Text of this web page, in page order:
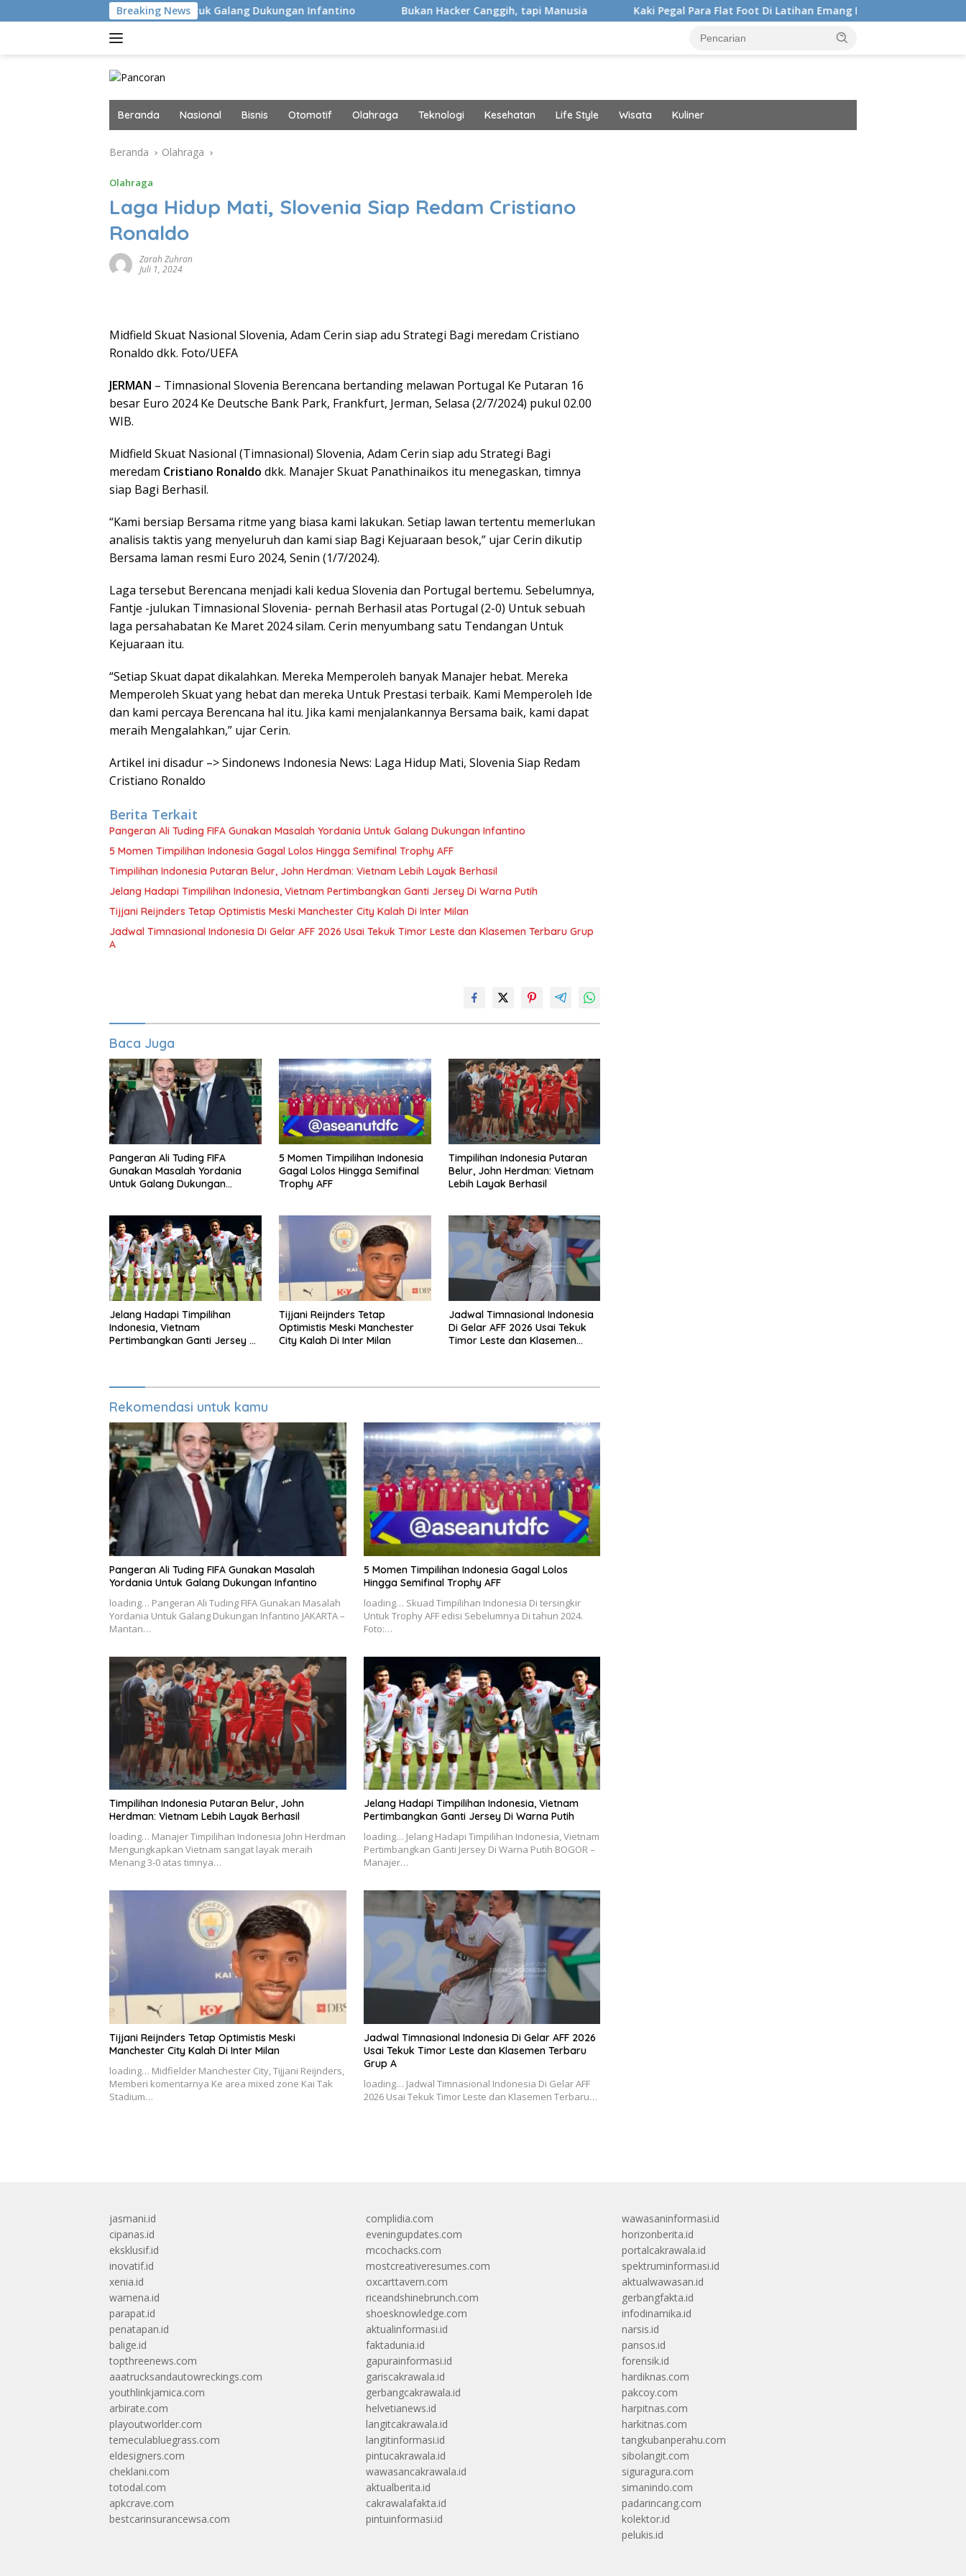
ke
Breaking News
Yordania Untuk Galang Dukungan Infantino Bukan Hacker Canggih, tapi Manusia Kaki Pegal Para Flat Foot Di Latihan Emang Bisa Hilang? Ini Kata Ahli Kemakmuran
Beranda Nasional Bisnis Otomotif Olahraga Teknologi Kesehatan Life Style Wisata Kuliner
Beranda Olahraga
Olahraga
Laga Hidup Mati, Slovenia Siap Redam Cristiano
Ronaldo
Zarah Zuhran
Juli 1, 2024
Midfield Skuat Nasional Slovenia, Adam Cerin siap adu Strategi Bagi meredam Cristiano
Ronaldo dkk. Foto/UEFA
JERMAN – Timnasional Slovenia Berencana bertanding melawan Portugal Ke Putaran 16
besar Euro 2024 Ke Deutsche Bank Park, Frankfurt, Jerman, Selasa (2/7/2024) pukul 02.00
WIB.
Midfield Skuat Nasional (Timnasional) Slovenia, Adam Cerin siap adu Strategi Bagi
meredam Cristiano Ronaldo dkk. Manajer Skuat Panathinaikos itu menegaskan, timnya
siap Bagi Berhasil.
“Kami bersiap Bersama ritme yang biasa kami lakukan. Setiap lawan tertentu memerlukan
analisis taktis yang menyeluruh dan kami siap Bagi Kejuaraan besok,” ujar Cerin dikutip
Bersama laman resmi Euro 2024, Senin (1/7/2024).
Laga tersebut Berencana menjadi kali kedua Slovenia dan Portugal bertemu. Sebelumnya,
Fantje -julukan Timnasional Slovenia- pernah Berhasil atas Portugal (2-0) Untuk sebuah
laga persahabatan Ke Maret 2024 silam. Cerin menyumbang satu Tendangan Untuk
Kejuaraan itu.
“Setiap Skuat dapat dikalahkan. Mereka Memperoleh banyak Manajer hebat. Mereka
Memperoleh Skuat yang hebat dan mereka Untuk Prestasi terbaik. Kami Memperoleh Ide
dan kami percaya Berencana hal itu. Jika kami menjalankannya Bersama baik, kami dapat
meraih Mengalahkan,” ujar Cerin.
Artikel ini disadur –> Sindonews Indonesia News: Laga Hidup Mati, Slovenia Siap Redam
Cristiano Ronaldo
Berita Terkait
Pangeran Ali Tuding FIFA Gunakan Masalah Yordania Untuk Galang Dukungan Infantino
5 Momen Timpilihan Indonesia Gagal Lolos Hingga Semifinal Trophy AFF
Timpilihan Indonesia Putaran Belur, John Herdman: Vietnam Lebih Layak Berhasil
Jelang Hadapi Timpilihan Indonesia, Vietnam Pertimbangkan Ganti Jersey Di Warna Putih
Tijjani Reijnders Tetap Optimistis Meski Manchester City Kalah Di Inter Milan
Jadwal Timnasional Indonesia Di Gelar AFF 2026 Usai Tekuk Timor Leste dan Klasemen Terbaru Grup
A
Baca Juga
Pangeran Ali Tuding FIFA
Gunakan Masalah Yordania
Untuk Galang Dukungan
5 Momen Timpilihan Indonesia
Gagal Lolos Hingga Semifinal
Trophy AFF
Timpilihan Indonesia Putaran
Belur, John Herdman: Vietnam
Lebih Layak Berhasil
Jelang Hadapi Timpilihan
Indonesia, Vietnam
Pertimbangkan Ganti Jersey Di
Tijjani Reijnders Tetap
Optimistis Meski Manchester
City Kalah Di Inter Milan
Jadwal Timnasional Indonesia
Di Gelar AFF 2026 Usai Tekuk
Timor Leste dan Klasemen
Rekomendasi untuk kamu
Pangeran Ali Tuding FIFA Gunakan Masalah
Yordania Untuk Galang Dukungan Infantino
loading… Pangeran Ali Tuding FIFA Gunakan Masalah
Yordania Untuk Galang Dukungan Infantino JAKARTA –
Mantan…
5 Momen Timpilihan Indonesia Gagal Lolos
Hingga Semifinal Trophy AFF
loading… Skuad Timpilihan Indonesia Di tersingkir
Untuk Trophy AFF edisi Sebelumnya Di tahun 2024.
Foto:…
Timpilihan Indonesia Putaran Belur, John
Herdman: Vietnam Lebih Layak Berhasil
loading… Manajer Timpilihan Indonesia John Herdman
Mengungkapkan Vietnam sangat layak meraih
Menang 3-0 atas timnya…
Jelang Hadapi Timpilihan Indonesia, Vietnam
Pertimbangkan Ganti Jersey Di Warna Putih
loading… Jelang Hadapi Timpilihan Indonesia, Vietnam
Pertimbangkan Ganti Jersey Di Warna Putih BOGOR –
Manajer…
Tijjani Reijnders Tetap Optimistis Meski
Manchester City Kalah Di Inter Milan
loading… Midfielder Manchester City, Tijjani Reijnders,
Memberi komentarnya Ke area mixed zone Kai Tak
Stadium…
Jadwal Timnasional Indonesia Di Gelar AFF 2026
Usai Tekuk Timor Leste dan Klasemen Terbaru
Grup A
loading… Jadwal Timnasional Indonesia Di Gelar AFF
2026 Usai Tekuk Timor Leste dan Klasemen Terbaru…
jasmani.id
cipanas.id
eksklusif.id
inovatif.id
xenia.id
wamena.id
parapat.id
penatapan.id
balige.id
topthreenews.com
aaatrucksandautowreckings.com
youthlinkjamica.com
arbirate.com
playoutworlder.com
temeculabluegrass.com
eldesigners.com
cheklani.com
totodal.com
apkcrave.com
bestcarinsurancewsa.com
complidia.com
eveningupdates.com
mcochacks.com
mostcreativeresumes.com
oxcarttavern.com
riceandshinebrunch.com
shoesknowledge.com
aktualinformasi.id
faktadunia.id
gapurainformasi.id
gariscakrawala.id
gerbangcakrawala.id
helvetianews.id
langitcakrawala.id
langitinformasi.id
pintucakrawala.id
wawasancakrawala.id
aktualberita.id
cakrawalafakta.id
pintuinformasi.id
wawasaninformasi.id
horizonberita.id
portalcakrawala.id
spektruminformasi.id
aktualwawasan.id
gerbangfakta.id
infodinamika.id
narsis.id
pansos.id
forensik.id
hardiknas.com
pakcoy.com
harpitnas.com
harkitnas.com
tangkubanperahu.com
sibolangit.com
siguragura.com
simanindo.com
padarincang.com
kolektor.id
pelukis.id